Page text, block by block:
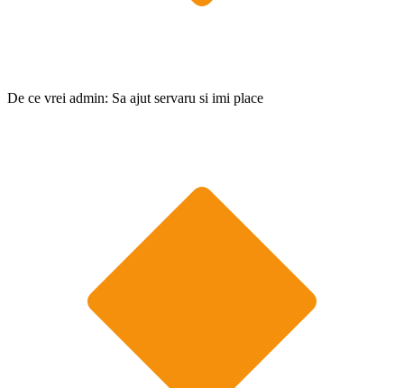
De ce vrei admin: Sa ajut servaru si imi place